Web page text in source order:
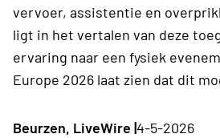
vervoer, assistentie en
ligt in het vertalen van deze
ervaring naar een fysiek
Europe 2026 laat zien dat dit
Beurzen, LiveWire |4-5-2026